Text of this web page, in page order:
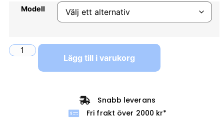
Modell
Lägg till i varukorg
Snabb leverans
Fri frakt över 2000 kr*